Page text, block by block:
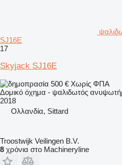
SJ16E
17
Skyjack SJ16E
500 € Χωρίς ΦΠΑ
Δομικό όχημα - ψαλιδωτός
2018
Ολλανδία, Sittard
Troostwijk Veilingen B.V.
8 χρόνια στο Machineryline